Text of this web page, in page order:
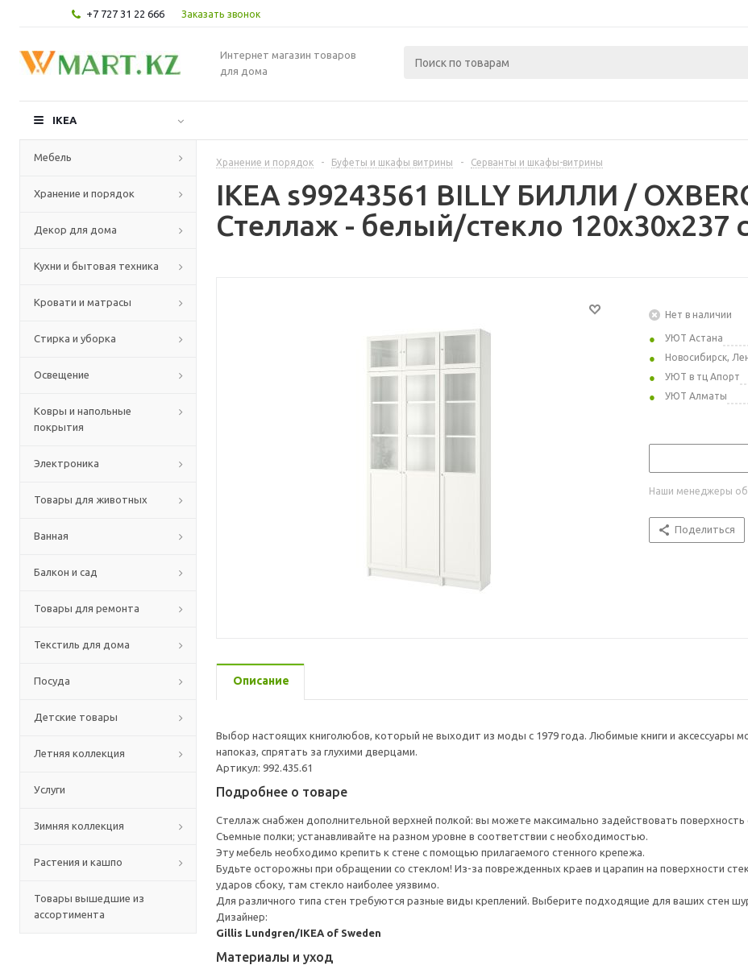
+7 727 31 22 666 Заказать звонок
Интернет магазин товаров
для дома
IKEA
Мебель
Хранение и порядок
Декор для дома
Кухни и бытовая техника
Кровати и матрасы
Стирка и уборка
Освещение
Ковры и напольные
покрытия
Электроника
Товары для животных
Ванная
Балкон и сад
Товары для ремонта
Текстиль для дома
Посуда
Детские товары
Летняя коллекция
Услуги
Зимняя коллекция
Растения и кашпо
Товары вышедшие из
ассортимента
Хранение и порядок - Буфеты и шкафы витрины - Серванты и шкафы-витрины
IKEA s99243561 BILLY БИЛЛИ /
Стеллаж - белый/стекло 120x30x237
Нет в наличии
УЮТ Астана
Новосибирск,
УЮТ в тц Апорт
УЮТ Алматы
Наши менеджеры
Поделиться
Описание
Выбор настоящих книголюбов, который не выходит из моды с 1979 года. Любимые книги и аксессуары
напоказ, спрятать за глухими дверцами.
Артикул: 992.435.61
Подробнее о товаре
Стеллаж снабжен дополнительной верхней полкой: вы можете максимально задействовать поверхность
Съемные полки; устанавливайте на разном уровне в соответствии с необходимостью.
Эту мебель необходимо крепить к стене с помощью прилагаемого стенного крепежа.
Будьте осторожны при обращении со стеклом! Из-за поврежденных краев и царапин на поверхности
ударов сбоку, там стекло наиболее уязвимо.
Для различного типа стен требуются разные виды креплений. Выберите подходящие для ваших стен
Дизайнер:
Gillis Lundgren/IKEA of Sweden
Материалы и уход